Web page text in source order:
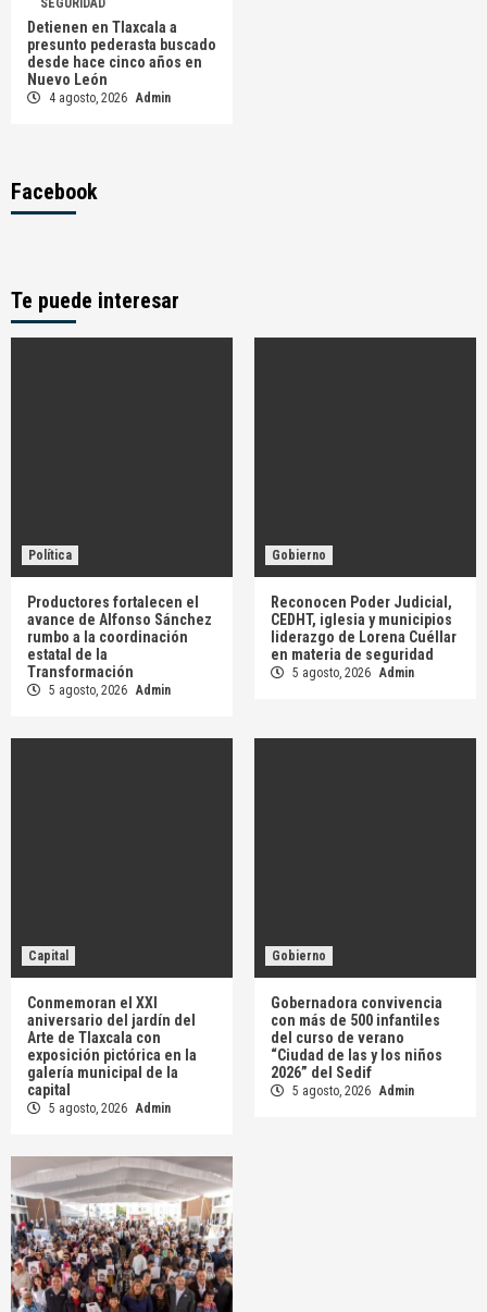
SEGURIDAD
Detienen en Tlaxcala a
presunto pederasta buscado
desde hace cinco años en
Nuevo León
4 agosto, 2026 Admin
Facebook
Te puede interesar
Política
Productores fortalecen el
avance de Alfonso Sánchez
rumbo a la coordinación
estatal de la
Transformación
5 agosto, 2026 Admin
Gobierno
Reconocen Poder Judicial,
CEDHT, iglesia y municipios
liderazgo de Lorena Cuéllar
en materia de seguridad
5 agosto, 2026 Admin
Capital
Conmemoran el XXI
aniversario del jardín del
Arte de Tlaxcala con
exposición pictórica en la
galería municipal de la
capital
5 agosto, 2026 Admin
Gobierno
Gobernadora convivencia
con más de 500 infantiles
del curso de verano
“Ciudad de las y los niños
2026” del Sedif
5 agosto, 2026 Admin